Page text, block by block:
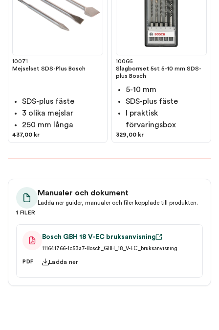
10071
Mejselset SDS-Plus Bosch
SDS-plus fäste
3 olika mejslar
250 mm långa
437,00 kr
10066
Slagborrset 5st 5-10 mm SDS-
plus Bosch
5-10 mm
SDS-plus fäste
I praktisk
förvaringsbox
329,00 kr
Manualer och dokument
Ladda ner guider, manualer och filer kopplade till produkten.
1 FILER
Bosch GBH 18 V-EC bruksanvisning
111641766-1c53a7-Bosch_GBH_18_V-EC_bruksanvisning
PDF Ladda ner